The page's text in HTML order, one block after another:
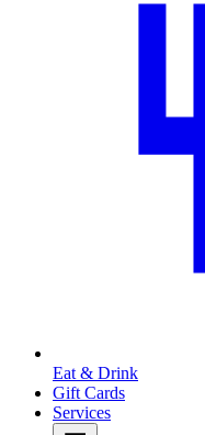
Eat & Drink
Gift Cards
Services